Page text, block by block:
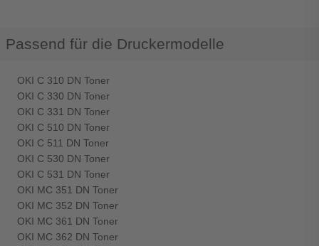
Passend für die Druckermodelle
OKI C 310 DN Toner
OKI C 330 DN Toner
OKI C 331 DN Toner
OKI C 510 DN Toner
OKI C 511 DN Toner
OKI C 530 DN Toner
OKI C 531 DN Toner
OKI MC 351 DN Toner
OKI MC 352 DN Toner
OKI MC 361 DN Toner
OKI MC 362 DN Toner